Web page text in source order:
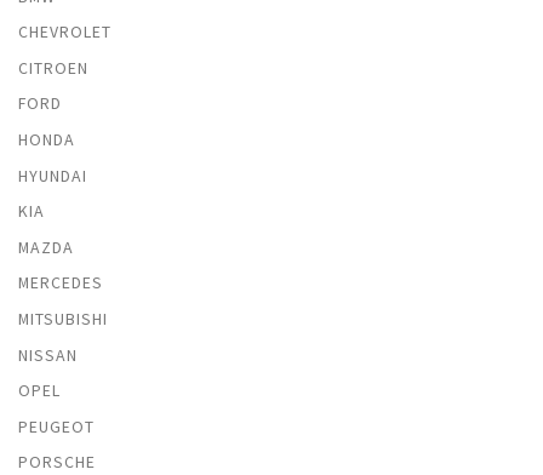
CHEVROLET
CITROEN
FORD
HONDA
HYUNDAI
KIA
MAZDA
MERCEDES
MITSUBISHI
NISSAN
OPEL
PEUGEOT
PORSCHE